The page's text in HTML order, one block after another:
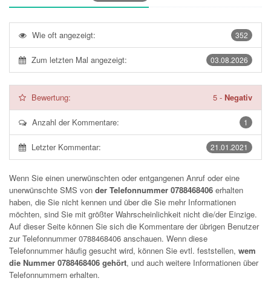
352
Wie oft angezeigt:
03.08.2026
Zum letzten Mal angezeigt:
Bewertung: 5 - Negativ
1
Anzahl der Kommentare:
21.01.2021
Letzter Kommentar:
Wenn Sie einen unerwünschten oder entgangenen Anruf oder eine
unerwünschte SMS von der Telefonnummer 0788468406 erhalten
haben, die Sie nicht kennen und über die Sie mehr Informationen
möchten, sind Sie mit größter Wahrscheinlichkeit nicht die/der Einzige.
Auf dieser Seite können Sie sich die Kommentare der übrigen Benutzer
zur Telefonnummer0788468406 anschauen. Wenn diese
Telefonnummer häufig gesucht wird, können Sie evtl. feststellen, wem
die Nummer 0788468406 gehört, und auch weitere Informationen über
Telefonnummern erhalten.